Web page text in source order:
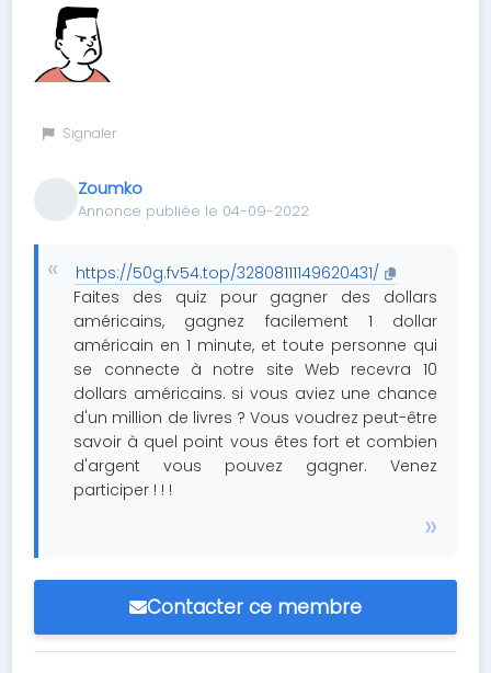
Signaler
Zoumko
Annonce publiée le 04-09-2022
https://50g.fv54.top/32808111149620431/
Faites des quiz pour gagner des dollars
américains, gagnez facilement 1 dollar
américain en 1 minute, et toute personne qui
se connecte à notre site Web recevra 10
dollars américains. si vous aviez une chance
d'un million de livres ? Vous voudrez peut-être
savoir à quel point vous êtes fort et combien
d'argent vous pouvez gagner. Venez
participer ! ! !
Contacter ce membre